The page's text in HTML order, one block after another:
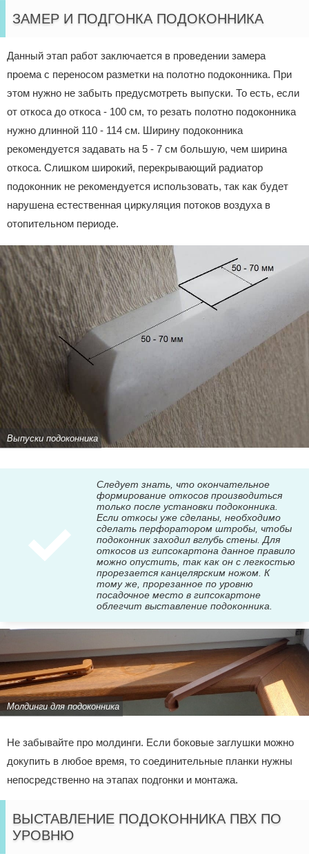
ЗАМЕР И ПОДГОНКА ПОДОКОННИКА
Данный этап работ заключается в проведении замера
проема с переносом разметки на полотно подоконника. При
этом нужно не забыть предусмотреть выпуски. То есть, если
от откоса до откоса - 100 см, то резать полотно подоконника
нужно длинной 110 - 114 см. Ширину подоконника
рекомендуется задавать на 5 - 7 см большую, чем ширина
откоса. Слишком широкий, перекрывающий радиатор
подоконник не рекомендуется использовать, так как будет
нарушена естественная циркуляция потоков воздуха в
отопительном периоде.
Выпуски подоконника
Следует знать, что окончательное
формирование откосов производиться
только после установки подоконника.
Если откосы уже сделаны, необходимо
сделать перфоратором штробы, чтобы
подоконник заходил вглубь стены. Для
откосов из гипсокартона данное правило
можно опустить, так как он с легкостью
прорезается канцелярским ножом. К
тому же, прорезанное по уровню
посадочное место в гипсокартоне
облегчит выставление подоконника.
Молдинги для подоконника
Не забывайте про молдинги. Если боковые заглушки можно
докупить в любое время, то соединительные планки нужны
непосредственно на этапах подгонки и монтажа.
ВЫСТАВЛЕНИЕ ПОДОКОННИКА ПВХ ПО
УРОВНЮ